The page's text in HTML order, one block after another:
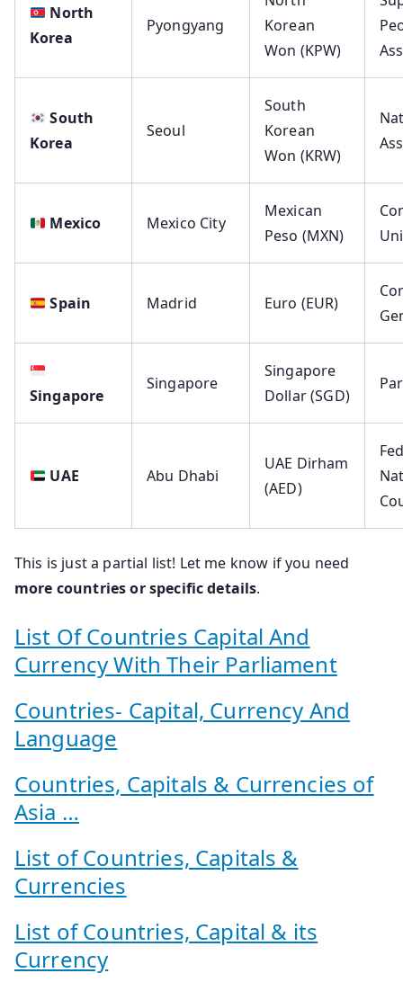
North
Korea
Pyongyang
Korean
Won (KPW)
South
Korea
Seoul
South
Korean
Won (KRW)
Mexico Mexico City
Mexican
Peso (MXN)
Spain Madrid Euro (EUR)
Singapore
Singapore
Singapore
Dollar (SGD)
UAE Abu Dhabi
UAE Dirham
(AED)
This is just a partial list! Let me know if you need
more countries or specific details.
List Of Countries Capital And
Currency With Their Parliament
Countries- Capital, Currency And
Language
Countries, Capitals & Currencies of
Asia …
List of Countries, Capitals &
Currencies
List of Countries, Capital & its
Currency